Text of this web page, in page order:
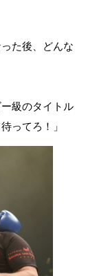
た後、どんな
級のタイトル
ってろ！」